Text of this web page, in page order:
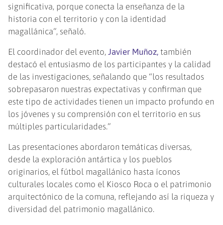
significativa, porque conecta la enseñanza de la
historia con el territorio y con la identidad
magallánica”, señaló.
El coordinador del evento,Javier Muñoz, también
destacó el entusiasmo de los participantes y la calidad
de las investigaciones, señalando que “los resultados
sobrepasaron nuestras expectativas y confirman que
este tipo de actividades tienen un impacto profundo en
los jóvenes y su comprensión con el territorio en sus
múltiples particularidades.”
Las presentaciones abordaron temáticas diversas,
desde la exploración antártica y los pueblos
originarios, el fútbol magallánico hasta íconos
culturales locales como el Kiosco Roca o el patrimonio
arquitectónico de la comuna, reflejando así la riqueza y
diversidad del patrimonio magallánico.